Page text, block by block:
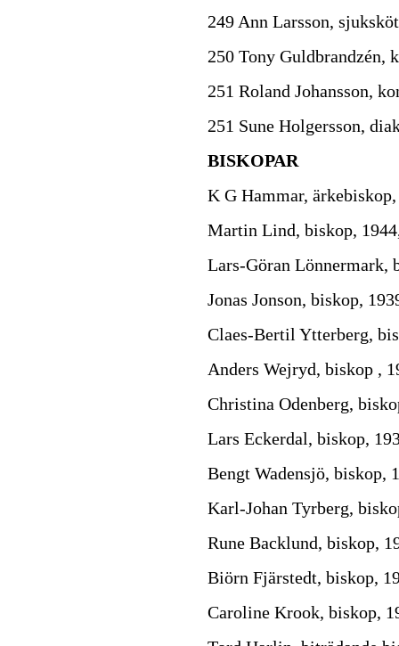
249 Ann Larsson,
250 Tony Guldbrandzén,
251 Roland Johansson,
251 Sune Holgersson,
BISKOPAR
K G Hammar,
Martin Lind, biskop,
Lars-Göran Lönnermark,
Jonas Jonson, biskop,
Claes-Bertil Ytterberg,
Anders Wejryd, biskop ,
Christina Odenberg,
Lars Eckerdal, biskop,
Bengt Wadensjö, biskop,
Karl-Johan Tyrberg,
Rune Backlund, biskop,
Biörn Fjärstedt, biskop,
Caroline Krook, biskop,